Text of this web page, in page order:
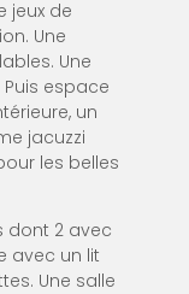
jeux de
Une
Une
espace
un
jacuzzi
les belles
dont 2 avec
avec un lit
Une salle